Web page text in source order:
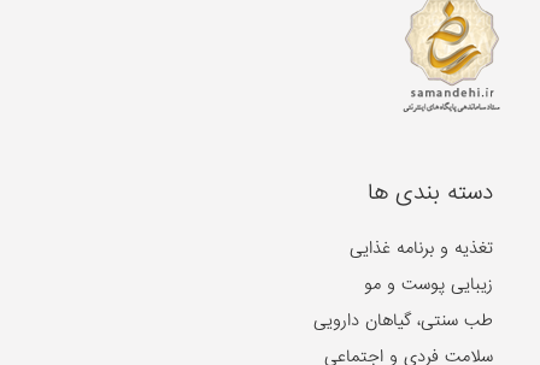
شرایط و قوانین پارسی طب
دسته بندی ها
تغذیه و برنامه غذایی